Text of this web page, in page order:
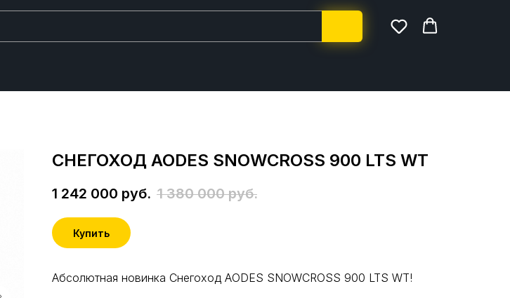
СНЕГОХОД AODES SNOWCROSS 900 LTS WT
1 242 000 руб. 1 380 000 руб.
Купить
Абсолютная новинка Снегоход AODES SNOWCROSS 900 LTS WT!